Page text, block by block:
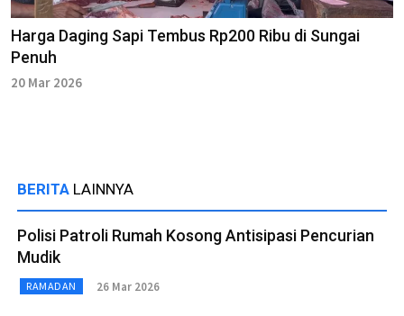
Harga Daging Sapi Tembus Rp200 Ribu di Sungai
Penuh
20 Mar 2026
BERITA LAINNYA
Polisi Patroli Rumah Kosong Antisipasi Pencurian
Mudik
RAMADAN 26 Mar 2026